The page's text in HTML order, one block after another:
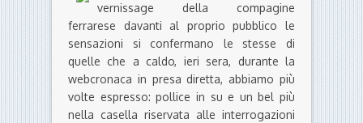
vernissage della compagine
ferrarese davanti al proprio pubblico le
sensazioni si confermano le stesse di
quelle che a caldo, ieri sera, durante la
webcronaca in presa diretta, abbiamo più
volte espresso: pollice in su e un bel più
nella casella riservata alle interrogazioni